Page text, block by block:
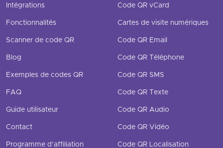
Intégrations
Fonctionnalités
Scanner de code QR
Blog
Exemples de codes QR
FAQ
Guide utilisateur
Contact
Programme d’affiliation
Code QR vCard
Cartes de visite numériques
Code QR Email
Code QR Téléphone
Code QR SMS
Code QR Texte
Code QR Audio
Code QR Vidéo
Code QR Localisation